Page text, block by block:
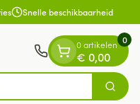
Snelle beschikbaarheid
Zoek
0 artikelen
€ 0,00
0